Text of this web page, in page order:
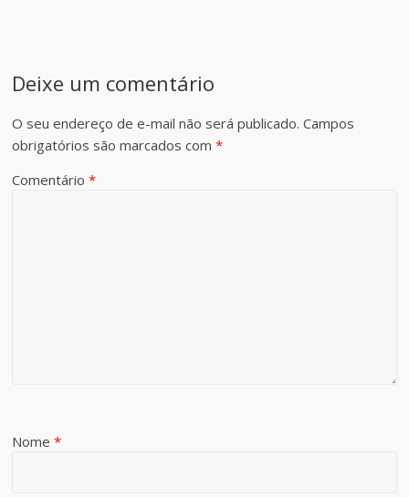
Deixe um comentário
O seu endereço de e-mail não será publicado. Campos
obrigatórios são marcados com*
Comentário*
Nome*